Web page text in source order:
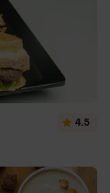
4.5